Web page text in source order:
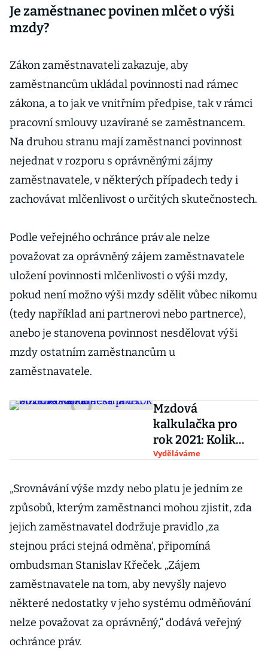
Je zaměstnanec povinen mlčet o výši
mzdy?
Zákon zaměstnavateli zakazuje, aby
zaměstnancům ukládal povinnosti nad rámec
zákona, a to jak ve vnitřním předpise, tak v rámci
pracovní smlouvy uzavírané se zaměstnancem.
Na druhou stranu mají zaměstnanci povinnost
nejednat v rozporu s oprávněnými zájmy
zaměstnavatele, v některých případech tedy i
zachovávat mlčenlivost o určitých skutečnostech.
Podle veřejného ochránce práv ale nelze
považovat za oprávněný zájem zaměstnavatele
uložení povinnosti mlčenlivosti o výši mzdy,
pokud není možno výši mzdy sdělit vůbec nikomu
(tedy například ani partnerovi nebo partnerce),
anebo je stanovena povinnost nesdělovat výši
mzdy ostatním zaměstnancům u
zaměstnavatele.
Mzdová
kalkulačka pro
rok 2021: Kolik
zaměstnanec
Vyděláváme
„Srovnávání výše mzdy nebo platu je jedním ze
způsobů, kterým zaměstnanci mohou zjistit, zda
jejich zaměstnavatel dodržuje pravidlo ‚za
stejnou práci stejná odměna‘, připomíná
ombudsman Stanislav Křeček. „Zájem
zaměstnavatele na tom, aby nevyšly najevo
některé nedostatky v jeho systému odměňování
nelze považovat za oprávněný,“ dodává veřejný
ochránce práv.